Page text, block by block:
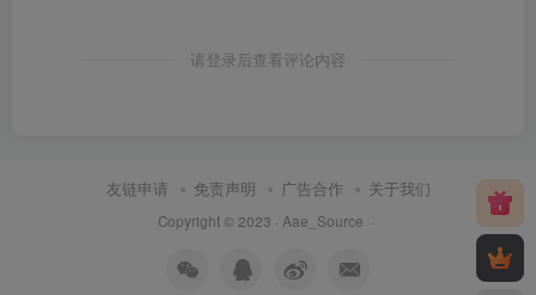
请登录后查看评论内容
友链申请 免责声明 广告合作 关于我们
Copyright © 2023 · Aae_Source ·